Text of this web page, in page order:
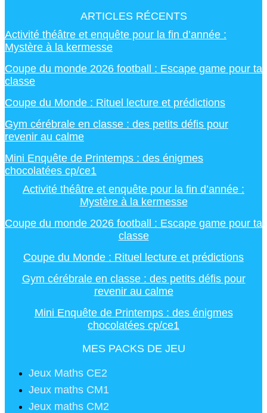
ARTICLES RÉCENTS
Activité théâtre et enquête pour la fin d’année :
Mystère à la kermesse
Coupe du monde 2026 football : Escape game pour ta
classe
Coupe du Monde : Rituel lecture et prédictions
Gym cérébrale en classe : des petits défis pour
revenir au calme
Mini Enquête de Printemps : des énigmes
chocolatées cp/ce1
Activité théâtre et enquête pour la fin d’année :
Mystère à la kermesse
Coupe du monde 2026 football : Escape game pour ta
classe
Coupe du Monde : Rituel lecture et prédictions
Gym cérébrale en classe : des petits défis pour
revenir au calme
Mini Enquête de Printemps : des énigmes
chocolatées cp/ce1
MES PACKS DE JEU
Jeux Maths CE2
Jeux maths CM1
Jeux maths CM2